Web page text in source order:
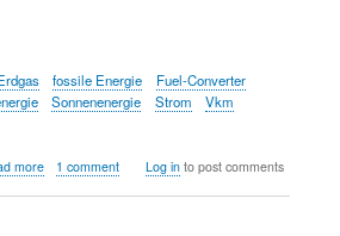
fossile Energie
Fuel-Converter
Sonnenenergie Strom
Vkm
moreabout
1 comment Log into post comments